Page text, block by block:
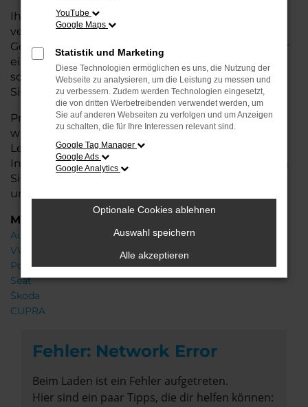
Ihr VW Autohaus in Weyhe ist Ihr
vertrauenswürdiger Partner, wenn es um
Gebrauchtwagen geht. Wir bieten Ihnen nicht nur
eine große Auswahl an geprüften Fahrzeugen,
sondern auch eine fachkundige Beratung, damit
Sie das für Sie passende Modell finden.
Profitieren Sie von unseren zusätzlichenServices
wie attraktiven Finanzierungsmöglichkeiten,
Leasingangeboten und der bequemen
Inzahlungnahme Ihres alten Fahrzeugs. Besuchen
Sie uns und überzeugen Sie sich von der Qualität
und dem Service, den wir Ihnen bieten!
Marken
Audi
VW
Porsche
Seat
Škoda
CUPRA
Fehler: Network Error
Beim Laden ist ein Fehler aufgetreten.
Hier sind ein paar Tipps, die dir helfen können:
YouTube
Google Maps
Statistik und Marketing
Diese Technologien ermöglichen es uns, die Nutzung der
Webseite zu analysieren, um die Leistung zu messen und
zu verbessern. Zudem werden Technologien eingesetzt,
die von dritten Werbetreibenden verwendet werden, um
Sie auf anderen Webseiten zu verfolgen und um Anzeigen
zu schalten, die für Ihre Interessen relevant sind.
Google Tag Manager
Google Ads
Google Analytics
Optionale Cookies ablehnen
Auswahl speichern
Alle akzeptieren